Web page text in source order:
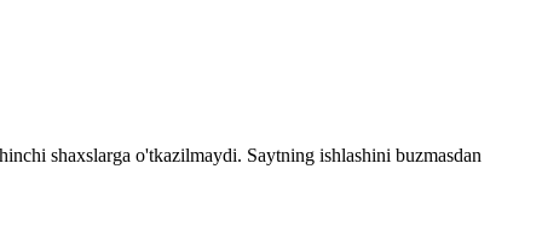
shaxslarga o'tkazilmaydi. Saytning ishlashini buzmasdan